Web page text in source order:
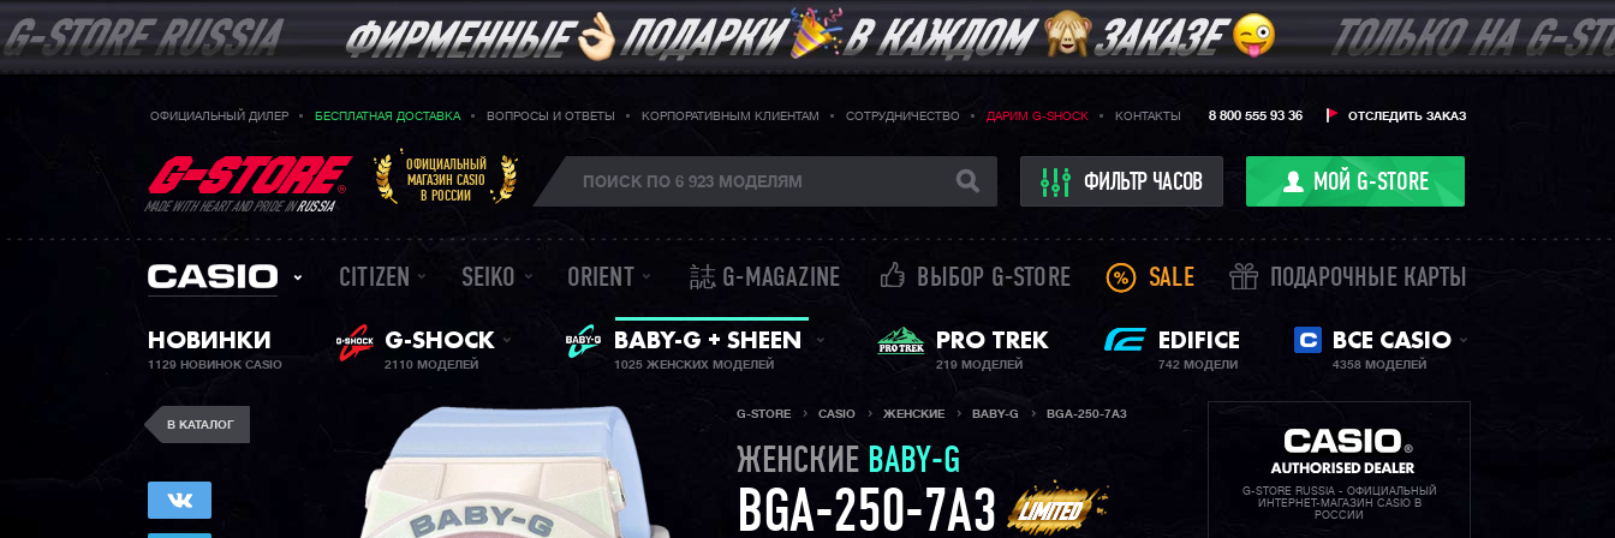
ОФИЦИАЛЬНЫЙ ДИЛЕР БЕСПЛАТНАЯ ДОСТАВКА ВОПРОСЫ И ОТВЕТЫ КОРПОРАТИВНЫМ КЛИЕНТАМ СОТРУДНИЧЕСТВО ДАРИМ G-SHOCK КОНТАКТЫ ОТСЛЕДИТЬ ЗАКАЗ
8 800 555 93 36
MADE WITH HEART AND PRIDE INRUSSIA
ОФИЦИАЛЬНЫЙ
МАГАЗИН CASIO
В РОССИИ
ФИЛЬТР ЧАСОВ МОЙ G-STORE
CITIZEN SEIKO ORIENT 誌 G-MAGAZINE ВЫБОР G-STORE SALE ПОДАРОЧНЫЕ КАРТЫ
НОВИНКИ
1129 НОВИНОК CASIO
G-SHOCK
2110 МОДЕЛЕЙ
ЖЕНСКИЕ ЧАСЫ
BABY-G + SHEEN
1025 ЖЕНСКИХ МОДЕЛЕЙ
PRO TREK
219 МОДЕЛЕЙ
EDIFICE
742 МОДЕЛИ
ВСЕ CASIO
4358 МОДЕЛЕЙ
В КАТАЛОГ
G-STORE CASIO ЖЕНСКИЕ BABY-G BGA-250-7A3
ЖЕНСКИЕ BABY-G
BGA-250-7A3
G-STORE RUSSIA - ОФИЦИАЛЬНЫЙ
ИНТЕРНЕТ-МАГАЗИН CASIO В
РОССИИ